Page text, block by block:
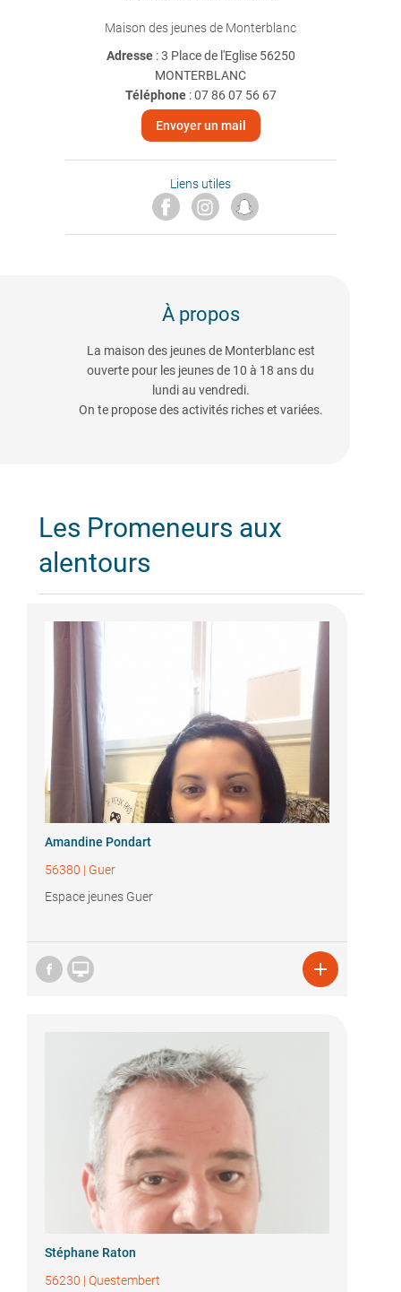
Maison des jeunes de Monterblanc
Adresse : 3 Place de l'Eglise 56250
MONTERBLANC
Téléphone:07 86 07 56 67
Envoyer un mail
Liens utiles
À propos
La maison des jeunes de Monterblanc est
ouverte pour les jeunes de 10 à 18 ans du
lundi au vendredi.
On te propose des activités riches et variées.
Les Promeneurs aux
alentours
Amandine Pondart
56380 | Guer
Espace jeunes Guer
 
Stéphane Raton
56230 | Questembert